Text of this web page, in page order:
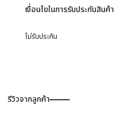
เงื่อนไขในการรับประกันสินค้า
ไม่รับประกัน
รีวิวจากลูกค้า